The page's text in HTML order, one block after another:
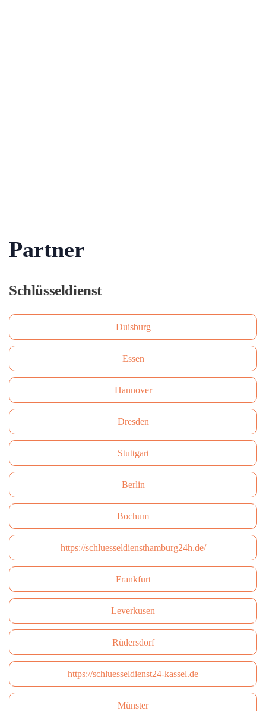
Partner
Schlüsseldienst
Duisburg
Essen
Hannover
Dresden
Stuttgart
Berlin
Bochum
https://schluesseldiensthamburg24h.de/
Frankfurt
Leverkusen
Rüdersdorf
https://schluesseldienst24-kassel.de
Münster